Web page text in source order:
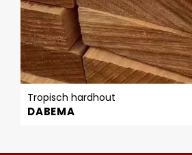
Tropisch hardhout
DABEMA